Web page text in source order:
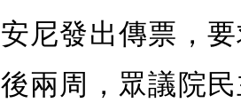
安尼發出傳票，
後兩周，眾議院